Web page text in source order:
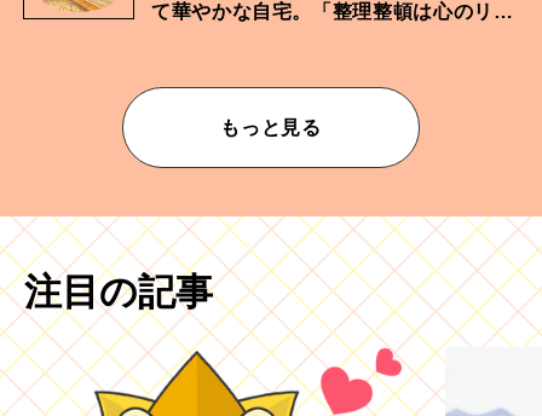
て華やかな自宅。「整理整頓は心のリズ
もっと見る
注目の記事